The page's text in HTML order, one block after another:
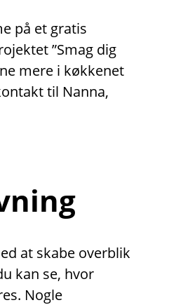
på et gratis
”Smag dig
mere i køkkenet
til Nanna,
at skabe overblik
kan se, hvor
Nogle